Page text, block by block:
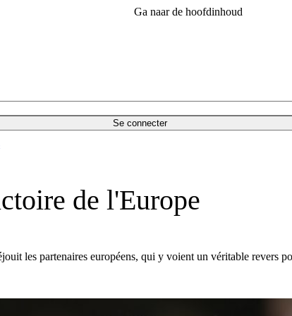
Ga naar de hoofdinhoud
Se connecter
de l'Europe
les partenaires européens, qui y voient un véritable revers